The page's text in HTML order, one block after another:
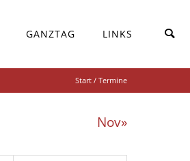
GANZTAG LINKS
Start / Termine
Nov»